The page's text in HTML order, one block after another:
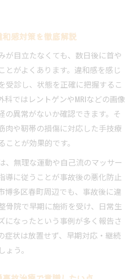
感対策を徹底解説
が目立たなくても、数日後に首や
とがよくあります。違和感を感じ
受診し、状態を正確に把握するこ
科ではレントゲンやMRIなどの画像
の異常がないか確認できます。そ
肉や靭帯の損傷に対応した手技療
とが効果的です。
、無理な運動や自己流のマッサー
導に従うことが事故後の悪化防止
博多区春町周辺でも、事故後に違
骨院で早期に施術を受け、日常生
になったという事例が多く報告さ
症状は放置せず、早期対応・継続
う。